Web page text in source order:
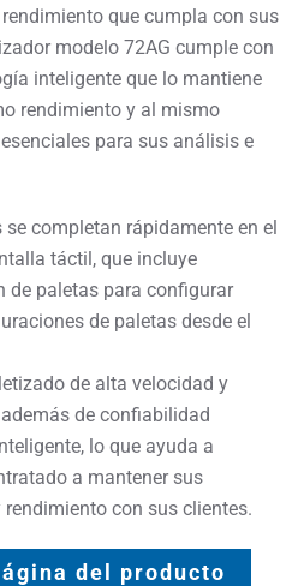
que cumpla con sus
modelo 72AG cumple con
inteligente que lo mantiene
rendimiento y al mismo
para sus análisis e
completan rápidamente en el
táctil, que incluye
de paletas para configurar
de paletas desde el
de alta velocidad y
de confiabilidad
lo que ayuda a
a mantener sus
con sus clientes.
del producto